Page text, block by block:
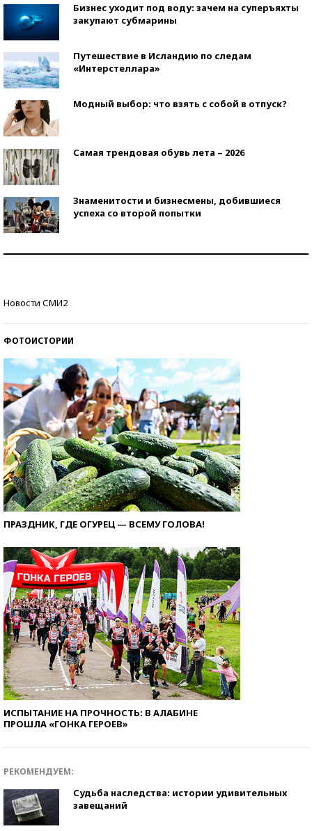
Бизнес уходит под воду: зачем на суперъяхты
закупают субмарины
Путешествие в Исландию по следам
«Интерстеллара»
Модный выбор: что взять с собой в отпуск?
Самая трендовая обувь лета – 2026
Знаменитости и бизнесмены, добившиеся
успеха со второй попытки
Новости СМИ2
ФОТОИСТОРИИ
ПРАЗДНИК, ГДЕ ОГУРЕЦ — ВСЕМУ ГОЛОВА!
ИСПЫТАНИЕ НА ПРОЧНОСТЬ: В АЛАБИНЕ
ПРОШЛА «ГОНКА ГЕРОЕВ»
РЕКОМЕНДУЕМ:
Судьба наследства: истории удивительных
завещаний